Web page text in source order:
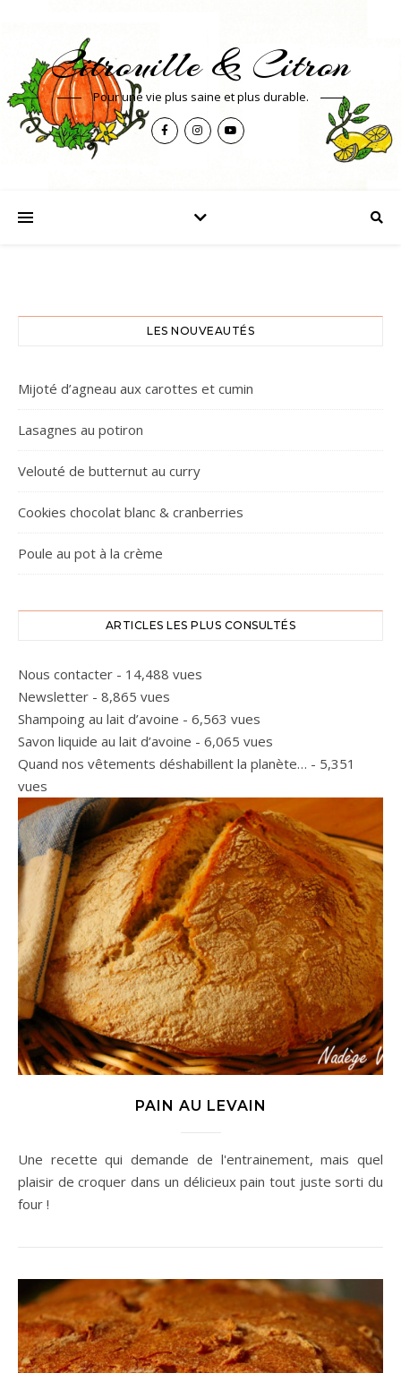
Citrouille & Citron
Pour une vie plus saine et plus durable.
LES NOUVEAUTÉS
Mijoté d’agneau aux carottes et cumin
Lasagnes au potiron
Velouté de butternut au curry
Cookies chocolat blanc & cranberries
Poule au pot à la crème
ARTICLES LES PLUS CONSULTÉS
Nous contacter - 14,488 vues
Newsletter - 8,865 vues
Shampoing au lait d’avoine - 6,563 vues
Savon liquide au lait d’avoine - 6,065 vues
Quand nos vêtements déshabillent la planète… - 5,351
vues
PAIN AU LEVAIN
Une recette qui demande de l'entrainement, mais quel
plaisir de croquer dans un délicieux pain tout juste sorti du
four !